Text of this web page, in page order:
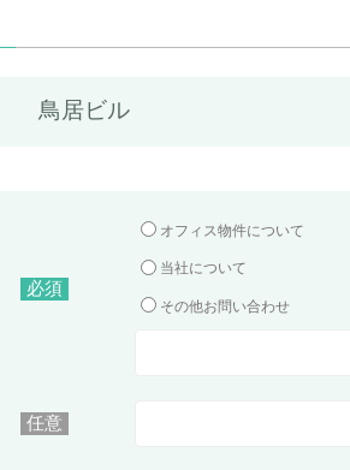
鳥居ビル
必須
オフィス物件について
当社について
その他お問い合わせ
任意